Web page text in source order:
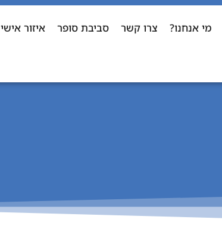
מי אנחנו? צרו קשר סביבת סופר איזור אישי